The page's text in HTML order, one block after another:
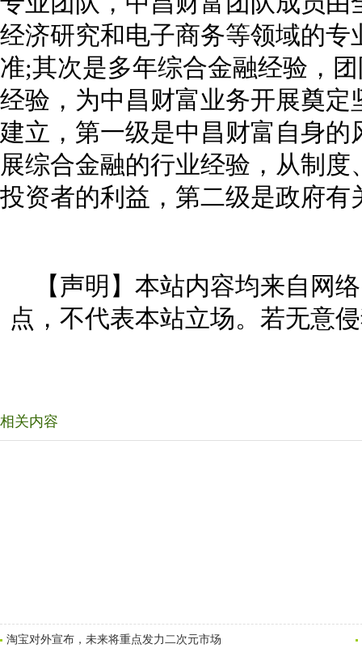
经济研究和电子商务等领域的
准;其次是多年综合金融经验，
经验，为中昌财富业务开展奠
建立，第一级是中昌财富自身
展综合金融的行业经验，从制
投资者的利益，第二级是政府
【声明】本站内容均来自网
点，不代表本站立场。若无意
相关内容
淘宝对外宣布，未来将重点发力二次元市场